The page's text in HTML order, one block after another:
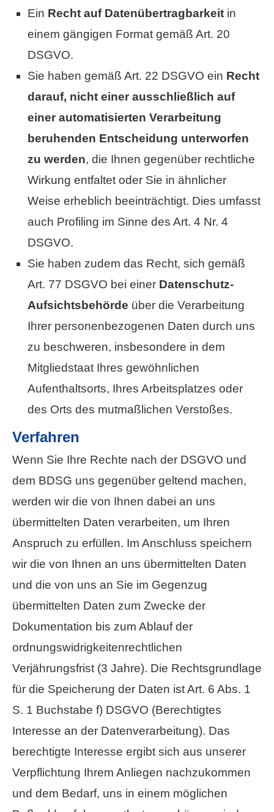
Ein Recht auf Datenübertragbarkeit in
einem gängigen Format gemäß Art. 20
DSGVO.
Sie haben gemäß Art. 22 DSGVO ein Recht
darauf, nicht einer ausschließlich auf
einer automatisierten Verarbeitung
beruhenden Entscheidung unterworfen
zu werden, die Ihnen gegenüber rechtliche
Wirkung entfaltet oder Sie in ähnlicher
Weise erheblich beeinträchtigt. Dies umfasst
auch Profiling im Sinne des Art. 4 Nr. 4
DSGVO.
Sie haben zudem das Recht, sich gemäß
Art. 77 DSGVO bei einer Datenschutz-
Aufsichtsbehörde über die Verarbeitung
Ihrer personenbezogenen Daten durch uns
zu beschweren, insbesondere in dem
Mitgliedstaat Ihres gewöhnlichen
Aufenthaltsorts, Ihres Arbeitsplatzes oder
des Orts des mutmaßlichen Verstoßes.
Verfahren
Wenn Sie Ihre Rechte nach der DSGVO und
dem BDSG uns gegenüber geltend machen,
werden wir die von Ihnen dabei an uns
übermittelten Daten verarbeiten, um Ihren
Anspruch zu erfüllen. Im Anschluss speichern
wir die von Ihnen an uns übermittelten Daten
und die von uns an Sie im Gegenzug
übermittelten Daten zum Zwecke der
Dokumentation bis zum Ablauf der
ordnungswidrigkeitenrechtlichen
Verjährungsfrist (3 Jahre). Die Rechtsgrundlage
für die Speicherung der Daten ist Art. 6 Abs. 1
S. 1 Buchstabe f) DSGVO (Berechtigtes
Interesse an der Datenverarbeitung). Das
berechtigte Interesse ergibt sich aus unserer
Verpflichtung Ihrem Anliegen nachzukommen
und dem Bedarf, uns in einem möglichen